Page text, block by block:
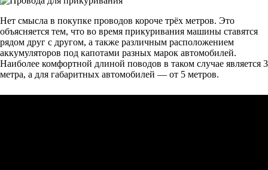
Нет смысла в покупке проводов короче трёх метров. Это
объясняется тем, что во время прикуривания машины ставятся
рядом друг с другом, а также различным расположением
аккумуляторов под капотами разных марок автомобилей.
Наиболее комфортной длиной поводов в таком случае является 3
метра, а для габаритных автомобилей — от 5 метров.